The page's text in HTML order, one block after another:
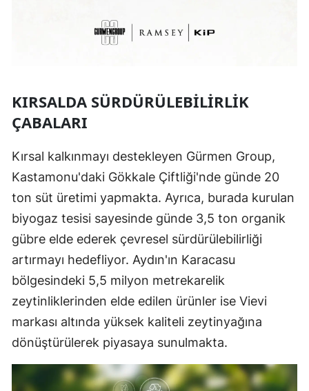
KIRSALDA SÜRDÜRÜLEBILIRLIK
ÇABALARI
Kırsal kalkınmayı destekleyen Gürmen Group,
Kastamonu'daki Gökkale Çiftliği'nde günde 20
ton süt üretimi yapmakta. Ayrıca, burada kurulan
biyogaz tesisi sayesinde günde 3,5 ton organik
gübre elde ederek çevresel sürdürülebilirliği
artırmayı hedefliyor. Aydın'ın Karacasu
bölgesindeki 5,5 milyon metrekarelik
zeytinliklerinden elde edilen ürünler ise Vievi
markası altında yüksek kaliteli zeytinyağına
dönüştürülerek piyasaya sunulmakta.